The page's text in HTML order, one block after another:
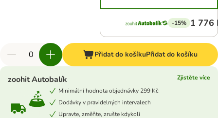
-15% 1 776
Přidat do košíkuPřidat do košíku
zoohit Autobalík
Zjistěte více
Minimální hodnota objednávky 299 Kč
Dodávky v pravidelných intervalech
Upravte, změňte, zrušte kdykoli